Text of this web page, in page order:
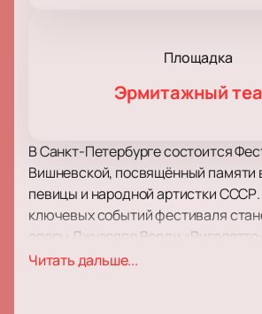
Площадка
Эрмитажный
В Санкт-Петербурге состоится
Вишневской, посвящённый памяти
певицы и народной артистки
ключевых событий фестиваля
оперы Джузеппе Верди
Эрмитажного театра. Это
Читать дальше...